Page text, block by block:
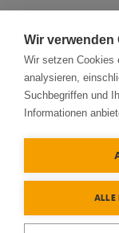
Wir verwenden
Wir setzen Cookies
analysieren,
Suchbegriffen und
Informationen
ALLE